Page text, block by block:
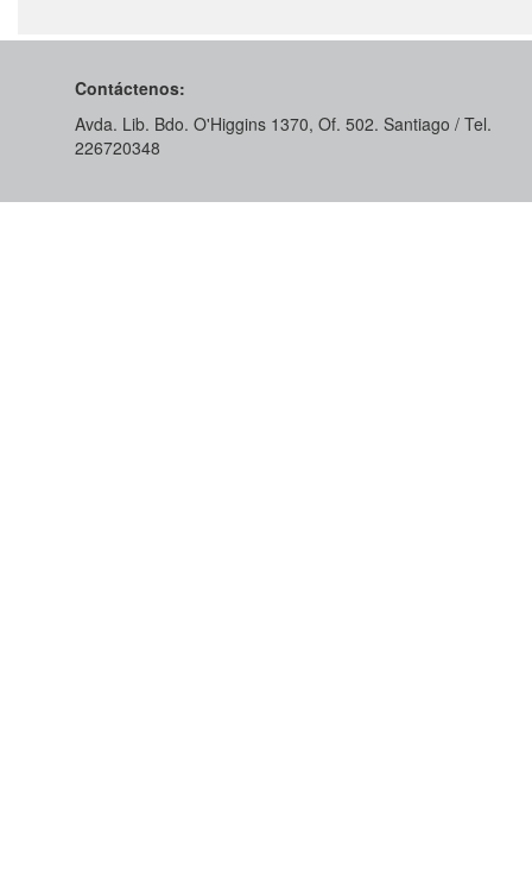
Contáctenos:
Avda. Lib. Bdo. O'Higgins 1370, Of. 502. Santiago / Tel.
226720348